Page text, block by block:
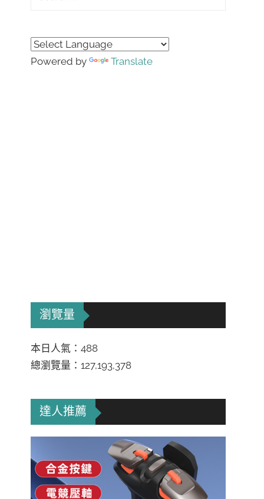
Powered by Translate
瀏覽量
本日人氣：488
總瀏覽量：127,193,378
達人推薦